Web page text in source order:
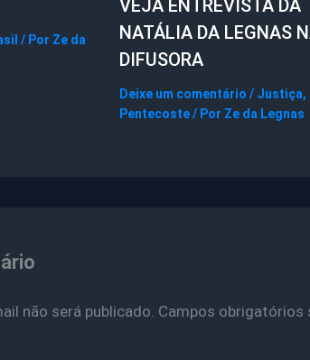
/ Por Ze da
VEJA ENTREVISTA DA
NATÁLIA DA LEGNAS
DIFUSORA
Deixe um comentário / Justiça,
Pentecoste/ Por Ze da Legnas
não será publicado. Campos obrigatórios